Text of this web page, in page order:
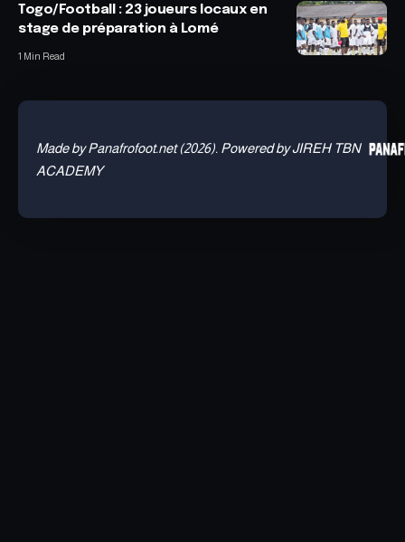
Togo/Football : 23 joueurs locaux en
stage de préparation à Lomé
1 Min Read
Made by Panafrofoot.net (2026). Powered by JIREH TBN
ACADEMY